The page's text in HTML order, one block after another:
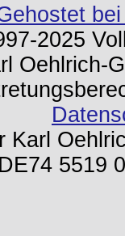
2025
Oehlrich-
Karl
5519